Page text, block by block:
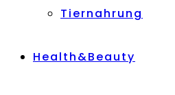
Tiernahrung
Health&Beauty